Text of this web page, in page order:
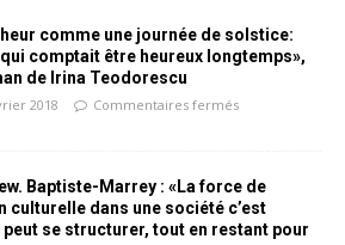
comme une journée de solstice:
comptait être heureux longtemps»,
de Irina Teodorescu
2018 Commentaires fermés
Baptiste-Marrey : «La force de
culturelle dans une société c’est
peut se structurer, tout en restant pour